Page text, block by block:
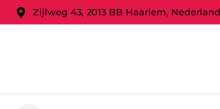
Zijlweg 43, 2013 BB Haarlem, Nederland